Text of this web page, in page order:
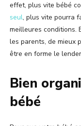
effet, plus vite bébé
seul, plus vite pourra
meilleures conditions.
les parents, de mieux
être en forme le
Bien
bébé